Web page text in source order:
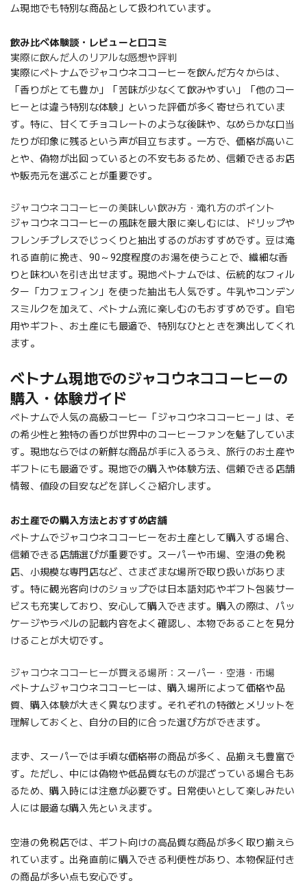
ム現地でも特別な商品として扱われています。
飲み比べ体験談・レビューと口コミ
実際に飲んだ人のリアルな感想や評判
実際にベトナムでジャコウネココーヒーを飲んだ方々からは、
「香りがとても豊か」「苦味が少なくて飲みやすい」「他のコー
ヒーとは違う特別な体験」といった評価が多く寄せられていま
す。特に、甘くてチョコレートのような後味や、なめらかな口当
たりが印象に残るという声が目立ちます。一方で、価格が高いこ
とや、偽物が出回っているとの不安もあるため、信頼できるお店
や販売元を選ぶことが重要です。
ジャコウネココーヒーの美味しい飲み方・淹れ方のポイント
ジャコウネココーヒーの風味を最大限に楽しむには、ドリップや
フレンチプレスでじっくりと抽出するのがおすすめです。豆は淹
れる直前に挽き、90～92度程度のお湯を使うことで、繊細な香
りと味わいを引き出せます。現地ベトナムでは、伝統的なフィル
ター「カフェフィン」を使った抽出も人気です。牛乳やコンデン
スミルクを加えて、ベトナム流に楽しむのもおすすめです。自宅
用やギフト、お土産にも最適で、特別なひとときを演出してくれ
ます。
ベトナム現地でのジャコウネココーヒーの
購入・体験ガイド
ベトナムで人気の高級コーヒー「ジャコウネココーヒー」は、そ
の希少性と独特の香りが世界中のコーヒーファンを魅了していま
す。現地ならではの新鮮な商品が手に入るうえ、旅行のお土産や
ギフトにも最適です。現地での購入や体験方法、信頼できる店舗
情報、値段の目安などを詳しくご紹介します。
お土産での購入方法とおすすめ店舗
ベトナムでジャコウネココーヒーをお土産として購入する場合、
信頼できる店舗選びが重要です。スーパーや市場、空港の免税
店、小規模な専門店など、さまざまな場所で取り扱いがありま
す。特に観光客向けのショップでは日本語対応やギフト包装サー
ビスも充実しており、安心して購入できます。購入の際は、パッ
ケージやラベルの記載内容をよく確認し、本物であることを見分
けることが大切です。
ジャコウネココーヒーが買える場所：スーパー・空港・市場
ベトナムジャコウネココーヒーは、購入場所によって価格や品
質、購入体験が大きく異なります。それぞれの特徴とメリットを
理解しておくと、自分の目的に合った選び方ができます。
まず、スーパーでは手頃な価格帯の商品が多く、品揃えも豊富で
す。ただし、中には偽物や低品質なものが混ざっている場合もあ
るため、購入時には注意が必要です。日常使いとして楽しみたい
人には最適な購入先といえます。
空港の免税店では、ギフト向けの高品質な商品が多く取り揃えら
れています。出発直前に購入できる利便性があり、本物保証付き
の商品が多い点も安心です。